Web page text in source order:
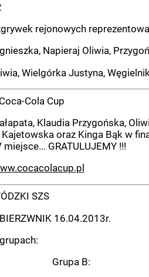
rejonowych
Napieraj Oliwia,
Wielgórka Justyna,
Cola Cup
Klaudia Przygońska,
oraz Kinga Bąk w
GRATULUJEMY !!!
SZS
16.04.2013r.
B: